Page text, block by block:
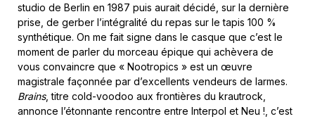
studio de Berlin en 1987 puis aurait décidé, sur la dernière
prise, de gerber l’intégralité du repas sur le tapis 100 %
synthétique. On me fait signe dans le casque que c’est le
moment de parler du morceau épique qui achèvera de
vous convaincre que « Nootropics » est un œuvre
magistrale façonnée par d’excellents vendeurs de larmes.
Brains, titre cold-voodoo aux frontières du krautrock,
annonce l’étonnante rencontre entre Interpol et Neu !, c’est